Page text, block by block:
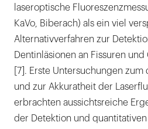
laseroptische
KaVo, Biberach) als ein viel
Alternativverfahren zur
Dentinläsionen an Fissuren
[7]. Erste Untersuchungen
und zur Akkuratheit der
erbrachten aussichtsreiche
der Detektion und